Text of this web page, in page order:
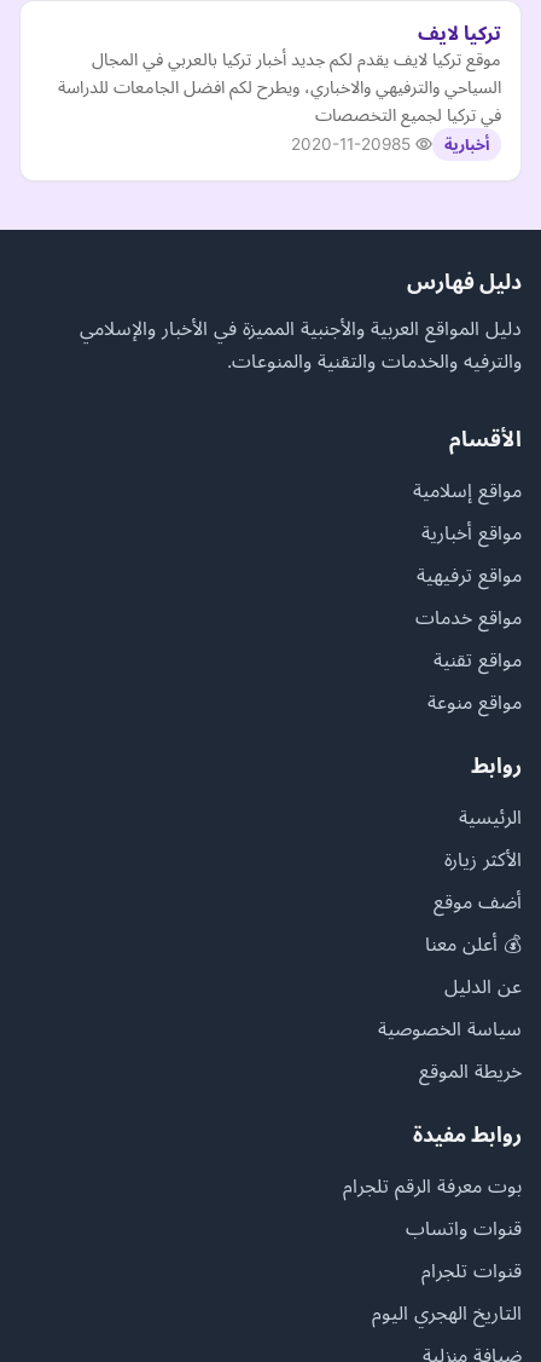
تركيا لايف
موقع تركيا لايف يقدم لكم جديد أخبار تركيا بالعربي في المجال
السياحي والترفيهي والاخباري، ويطرح لكم افضل الجامعات للدراسة
في تركيا لجميع التخصصات
أخبارية 2020-11-20
دليل فهارس
دليل المواقع العربية والأجنبية المميزة في الأخبار والإسلامي
والترفيه والخدمات والتقنية والمنوعات.
الأقسام
مواقع إسلامية
مواقع أخبارية
مواقع ترفيهية
مواقع خدمات
مواقع تقنية
مواقع منوعة
روابط
الرئيسية
الأكثر زيارة
أضف موقع
💰 أعلن معنا
عن الدليل
سياسة الخصوصية
خريطة الموقع
روابط مفيدة
بوت معرفة الرقم تلجرام
قنوات واتساب
قنوات تلجرام
التاريخ الهجري اليوم
ضيافة منزلية